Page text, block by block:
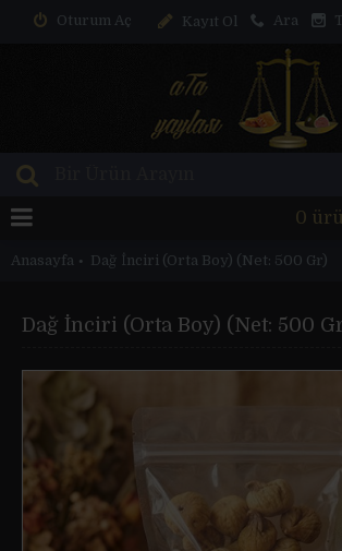
Oturum Aç Kayıt Ol Ara
0
Anasayfa Dağ İnciri (Orta Boy) (Net: 500 Gr)
Dağ İnciri (Orta Boy) (Net: 500